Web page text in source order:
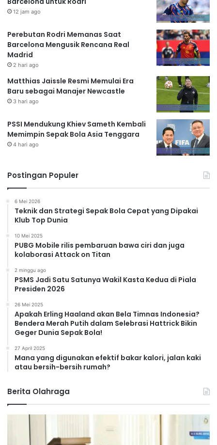
12 jam ago
Perebutan Rodri Memanas Saat
Barcelona Mengusik Rencana Real
Madrid
2 hari ago
Matthias Jaissle Resmi Memulai Era
Baru sebagai Manajer Newcastle
3 hari ago
PSSI Mendukung Khiev Sameth Kembali
Memimpin Sepak Bola Asia Tenggara
4 hari ago
Postingan Populer
6 Mei 2026
Teknik dan Strategi Sepak Bola Cepat yang Dipakai
Klub Top Dunia
10 Mei 2025
PUBG Mobile rilis pembaruan bawa ciri dan juga
kolaborasi Attack on Titan
2 minggu ago
PSMS Jadi Satu Satunya Wakil Kasta Kedua di Piala
Presiden 2026
26 Mei 2025
Apakah Erling Haaland akan Bela Timnas Indonesia?
Bendera Merah Putih dalam Selebrasi Hattrick Bikin
Geger Dunia Sepak Bola!
27 April 2025
Mana yang digunakan efektif bakar kalori, jalan kaki
atau bersih-bersih rumah?
Berita Olahraga